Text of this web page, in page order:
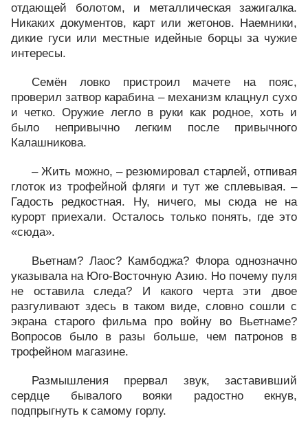
отдающей болотом, и металлическая зажигалка.
Никаких документов, карт или жетонов. Наемники,
дикие гуси или местные идейные борцы за чужие
интересы.
Семён ловко пристроил мачете на пояс,
проверил затвор карабина – механизм клацнул сухо
и четко. Оружие легло в руки как родное, хоть и
было непривычно легким после привычного
Калашникова.
– Жить можно, – резюмировал старлей, отпивая
глоток из трофейной фляги и тут же сплевывая. –
Гадость редкостная. Ну, ничего, мы сюда не на
курорт приехали. Осталось только понять, где это
«сюда».
Вьетнам? Лаос? Камбоджа? Флора однозначно
указывала на Юго-Восточную Азию. Но почему пуля
не оставила следа? И какого черта эти двое
разгуливают здесь в таком виде, словно сошли с
экрана старого фильма про войну во Вьетнаме?
Вопросов было в разы больше, чем патронов в
трофейном магазине.
Размышления прервал звук, заставивший
сердце бывалого вояки радостно екнув,
подпрыгнуть к самому горлу.